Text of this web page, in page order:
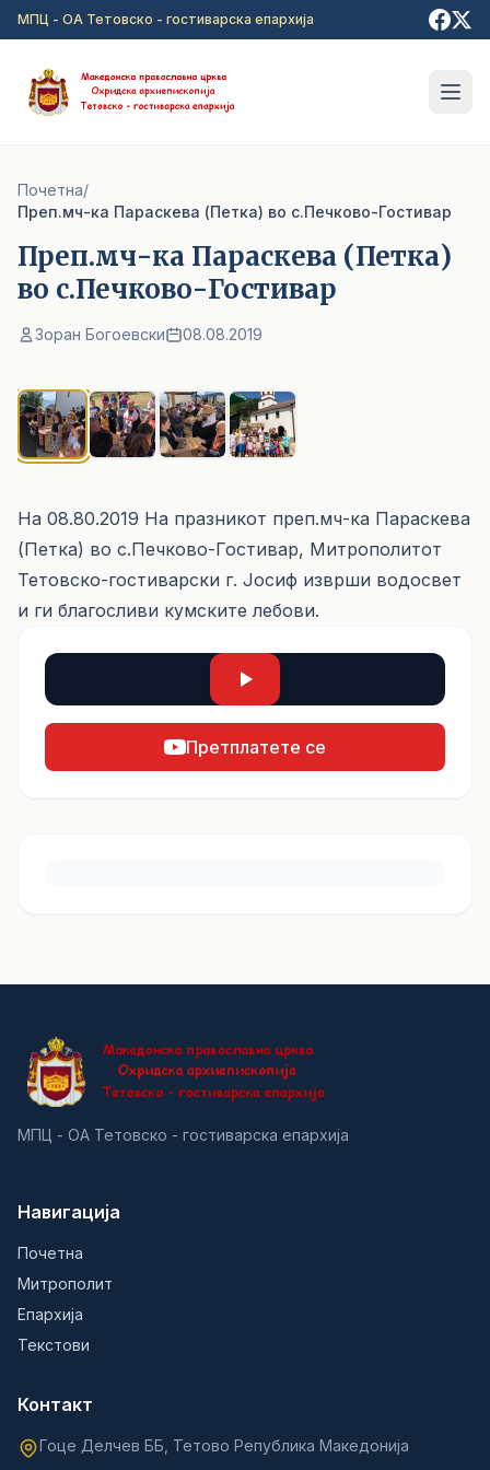
Прејди на главна содржина
МПЦ - ОА Тетовско - гостиварска епархија
Почетна/
Преп.мч-ка Параскева (Петка) во с.Печково-Гостивар
Преп.мч-ка Параскева (Петка)
во с.Печково-Гостивар
Зоран Богоевски 08.08.2019
На 08.80.2019 На празникот преп.мч-ка Параскева
(Петка) во с.Печково-Гостивар, Митрополитот
Тетовско-гостиварски г. Јосиф изврши водосвет
и ги благосливи кумските лебови.
Претплатете се
МПЦ - ОА Тетовско - гостиварска епархија
Навигација
Почетна
Митрополит
Епархија
Текстови
Контакт
Гоце Делчев ББ, Тетово Република Македонија